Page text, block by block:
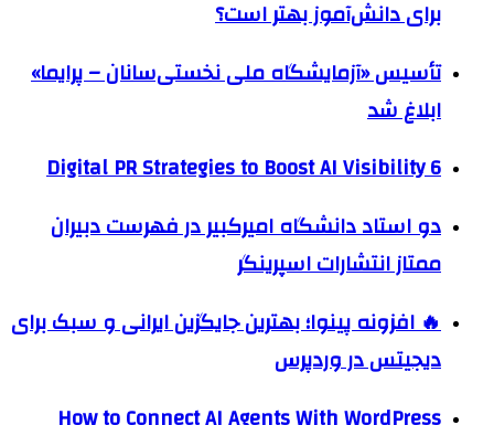
برای دانش‌آموز بهتر است؟
تأسیس «آزمایشگاه ملی نخستی‌سانان – پرایما»
ابلاغ شد
6 Digital PR Strategies to Boost AI Visibility
دو استاد دانشگاه امیرکبیر در فهرست دبیران
ممتاز انتشارات اسپرینگر
🔥 افزونه پینوا؛ بهترین جایگزین ایرانی و سبک برای
دیجیتس در وردپرس